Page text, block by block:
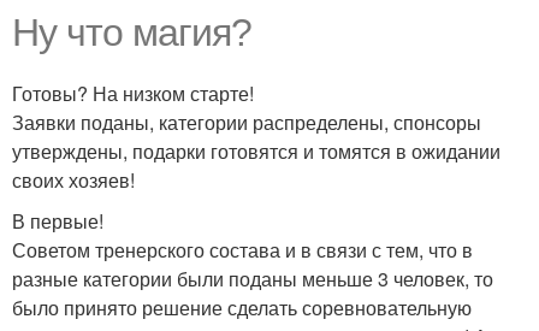
Ну что магия?
Готовы? На низком старте!
Заявки поданы, категории распределены, спонсоры
утверждены, подарки готовятся и томятся в ожидании
своих хозяев!
В первые!
Советом тренерского состава и в связи с тем, что в
разные категории были поданы меньше 3 человек, то
было принято решение сделать соревновательную